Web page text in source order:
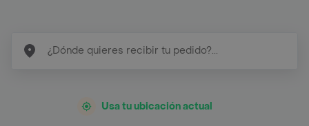
Usa tu ubicación actual